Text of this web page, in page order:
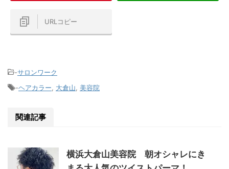
URLコピー
-サロンワーク
-ヘアカラー 大倉山 美容院
関連記事
横浜大倉山美容院 朝オシャレにき